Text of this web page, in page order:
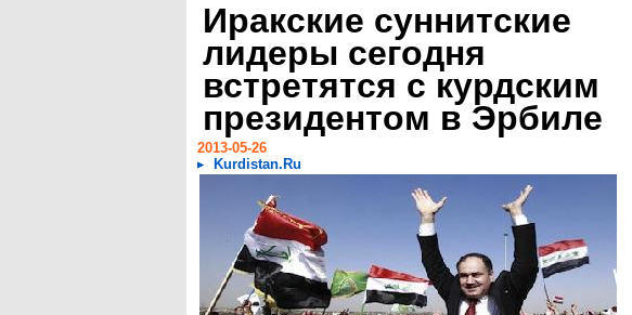
Иракские суннитские
лидеры сегодня
встретятся с курдским
президентом в Эрбиле
2013-05-26
Kurdistan.Ru